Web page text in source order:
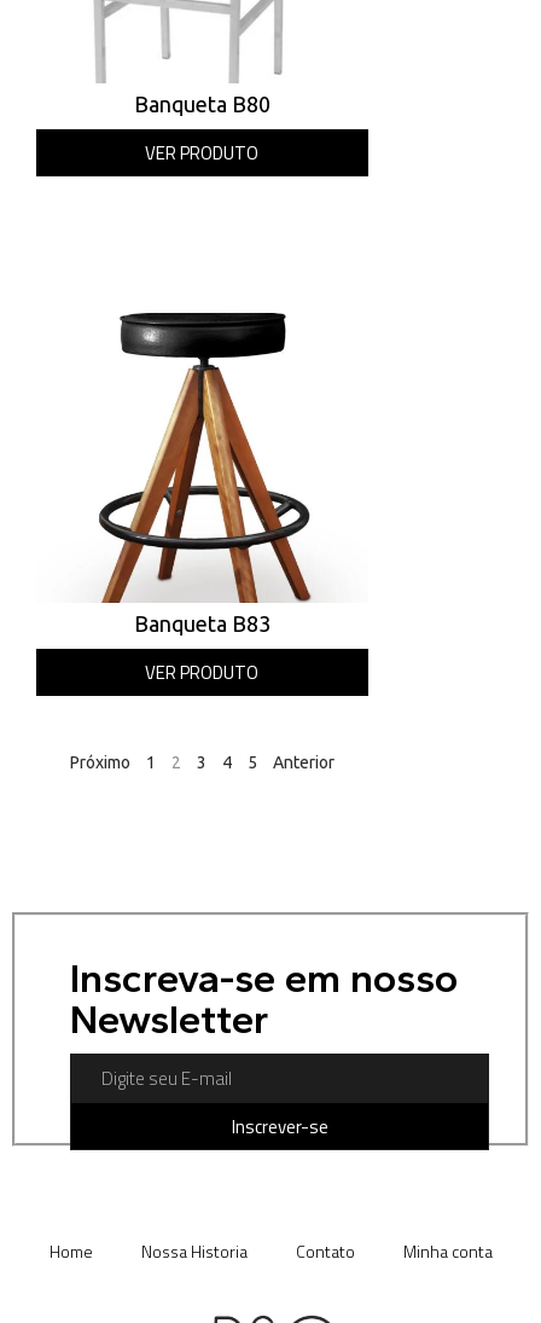
Banqueta B80
VER PRODUTO
Banqueta B83
VER PRODUTO
Próximo 1 2 3 4 5 Anterior
Inscreva-se em nosso
Newsletter
Inscrever-se
Home Nossa Historia Contato Minha conta